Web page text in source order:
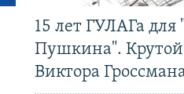
15 лет ГУЛАГа для
Пушкина".
Виктора